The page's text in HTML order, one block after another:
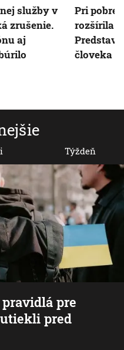
pre
pred
Týždeň
služby v
zrušenie.
aj
Pri
rozšírila
človeka